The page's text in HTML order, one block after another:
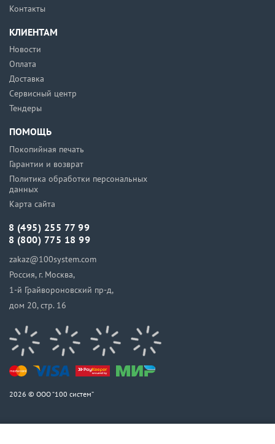
Контакты
КЛИЕНТАМ
Новости
Оплата
Доставка
Сервисный центр
Тендеры
ПОМОЩЬ
Покопийная печать
Гарантии и возврат
Политика обработки персональных
данных
Карта сайта
8 (495) 255 77 99
8 (800) 775 18 99
zakaz@100system.com
Россия, г. Москва,
1-й Грайвороновский пр-д,
дом 20, стр. 16
2026 © ООО “100 систем”